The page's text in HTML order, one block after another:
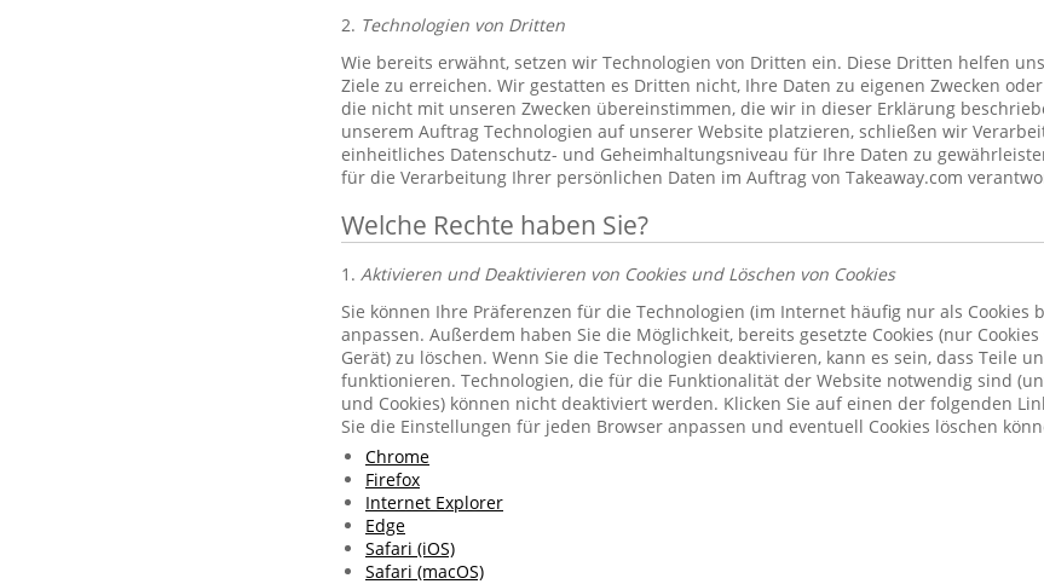
2. Technologien von Dritten
Wie bereits erwähnt, setzen wir Technologien von Dritten ein. Diese Dritten helfen
Ziele zu erreichen. Wir gestatten es Dritten nicht, Ihre Daten zu eigenen Zwecken
die nicht mit unseren Zwecken übereinstimmen, die wir in dieser Erklärung
unserem Auftrag Technologien auf unserer Website platzieren, schließen wir
einheitliches Datenschutz- und Geheimhaltungsniveau für Ihre Daten zu
für die Verarbeitung Ihrer persönlichen Daten im Auftrag von Takeaway.com
Welche Rechte haben Sie?
1. Aktivieren und Deaktivieren von Cookies und Löschen von Cookies
Sie können Ihre Präferenzen für die Technologien (im Internet häufig nur als Cookies
anpassen. Außerdem haben Sie die Möglichkeit, bereits gesetzte Cookies (nur
Gerät) zu löschen. Wenn Sie die Technologien deaktivieren, kann es sein, dass Teile
funktionieren. Technologien, die für die Funktionalität der Website notwendig sind
und Cookies) können nicht deaktiviert werden. Klicken Sie auf einen der folgenden
Sie die Einstellungen für jeden Browser anpassen und eventuell Cookies löschen
Chrome
Firefox
Internet Explorer
Edge
Safari (iOS)
Safari (macOS)